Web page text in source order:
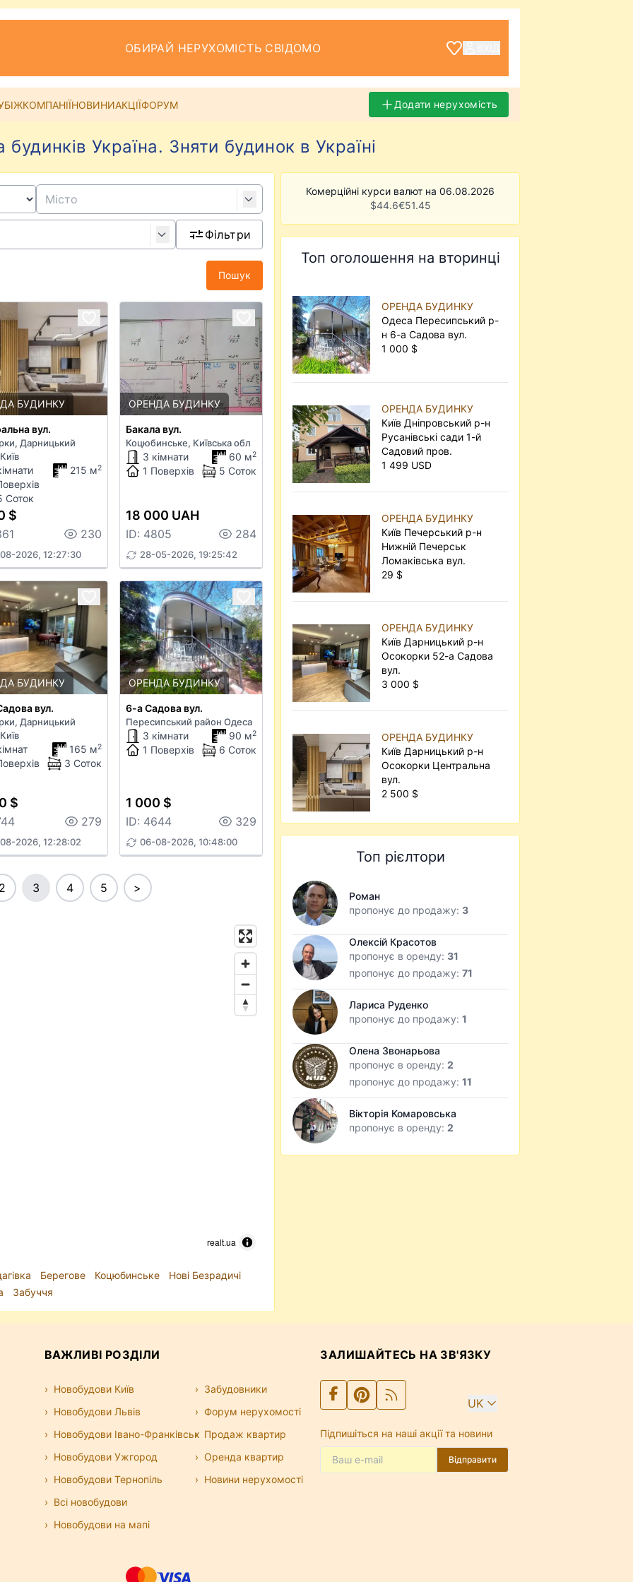
ОБИРАЙ НЕРУХОМІСТЬ СВІДОМО
КОМПАНІЇНОВИНИАКЦІЇФОРУМ Додати нерухомість
Україна. Зняти будинок в Україні
Фільтри
Пошук
БУДИНКУ
вул.
Дарницький
215 м2
Соток
$
230
2026, 12:27:30
ОРЕНДА БУДИНКУ
Бакала вул.
Коцюбинське, Київська обл
3 кімнати 60 м2
1 Поверхів 5 Соток
18 000 UAH
ID: 4805 284
28-05-2026, 19:25:42
БУДИНКУ
вул.
Дарницький
165 м2
3 Соток
$
279
2026, 12:28:02
ОРЕНДА БУДИНКУ
6-а Садова вул.
Пересипський район Одеса
3 кімнати 90 м2
1 Поверхів 6 Соток
1 000 $
ID: 4644 329
06-08-2026, 10:48:00
2 3 4 5 >
realt.ua
Берегове Коцюбинське
Нові Безрадичі
Забуччя
Комерційні курси валют на 06.08.2026
$44.6€51.45
Топ оголошення на вторинці
ОРЕНДА БУДИНКУ
Одеса Пересипський р-
н 6-а Садова вул.
1 000 $
ОРЕНДА БУДИНКУ
Київ Дніпровський р-н
Русанівські сади 1-й
Садовий пров.
1 499 USD
ОРЕНДА БУДИНКУ
Київ Печерський р-н
Нижній Печерськ
Ломаківська вул.
29 $
ОРЕНДА БУДИНКУ
Київ Дарницький р-н
Осокорки 52-а Садова
вул.
3 000 $
ОРЕНДА БУДИНКУ
Київ Дарницький р-н
Осокорки Центральна
вул.
2 500 $
Топ рієлтори
Роман
пропонує до продажу: 3
Олексій Красотов
пропонує в оренду: 31
пропонує до продажу:71
Лариса Руденко
пропонує до продажу:1
Олена Звонарьова
пропонує в оренду:2
пропонує до продажу:11
Вікторія Комаровська
пропонує в оренду:2
ВАЖЛИВІ РОЗДІЛИ
Новобудови Київ
Новобудови Львів
Новобудови Івано-Франківськ
Новобудови Ужгород
Новобудови Тернопіль
Всі новобудови
Новобудови на мапі
Забудовники
Форум нерухомості
Продаж квартир
Оренда квартир
Новини нерухомості
ЗАЛИШАЙТЕСЬ НА ЗВ'ЯЗКУ
UK
Підпишіться на наші акції та новини
Відправити